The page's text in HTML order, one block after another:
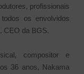
profissionais
os envolvidos
CEO da BGS.
compositor e
36 anos, Nakama